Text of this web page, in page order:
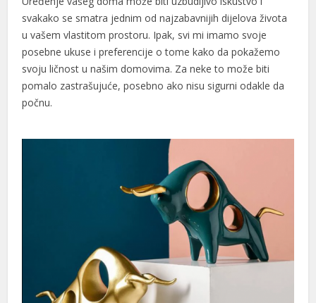
svakako se smatra jednim od najzabavnijih dijelova života
u vašem vlastitom prostoru. Ipak, svi mi imamo svoje
posebne ukuse i preferencije o tome kako da pokažemo
svoju ličnost u našim domovima. Za neke to može biti
pomalo zastrašujuće, posebno ako nisu sigurni odakle da
počnu.